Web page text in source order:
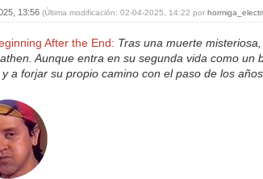
13:56(Última modificación: 02-04-2025, 14:22 por
After the End: Tras una muerte
Aunque entra en su segunda vida como
a forjar su propio camino con el paso de los